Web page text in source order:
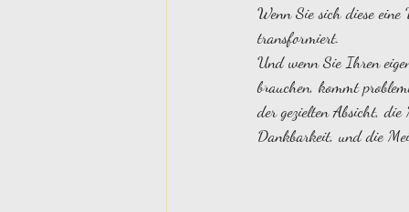
Wenn Sie sich diese
transformiert.
Und wenn Sie Ihren
brauchen, kommt
der gezielten Absicht,
Dankbarkeit, und die